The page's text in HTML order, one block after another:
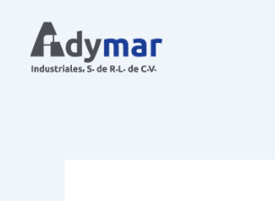
contenido